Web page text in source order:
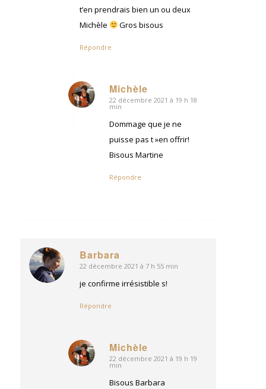
t’en prendrais bien un ou deux
Michèle
Gros bisous
Répondre
Michèle
dit
22 décembre 2021 à 19 h 18
min
Dommage que je ne
puisse pas t »en offrir!
Bisous Martine
Répondre
Barbara
dit
:
22 décembre 2021 à 7 h 55 min
je confirme irrésistible s!
Répondre
Michèle
dit
22 décembre 2021 à 19 h 19
min
Bisous Barbara